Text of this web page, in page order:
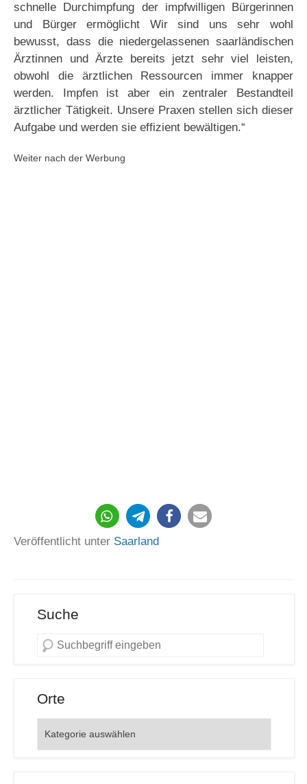
schnelle Durchimpfung der impfwilligen Bürgerinnen
und Bürger ermöglicht Wir sind uns sehr wohl
bewusst, dass die niedergelassenen saarländischen
Ärztinnen und Ärzte bereits jetzt sehr viel leisten,
obwohl die ärztlichen Ressourcen immer knapper
werden. Impfen ist aber ein zentraler Bestandteil
ärztlicher Tätigkeit. Unsere Praxen stellen sich dieser
Aufgabe und werden sie effizient bewältigen.“
Weiter nach der Werbung
350
Veröffentlicht unter Saarland
Suche
Orte